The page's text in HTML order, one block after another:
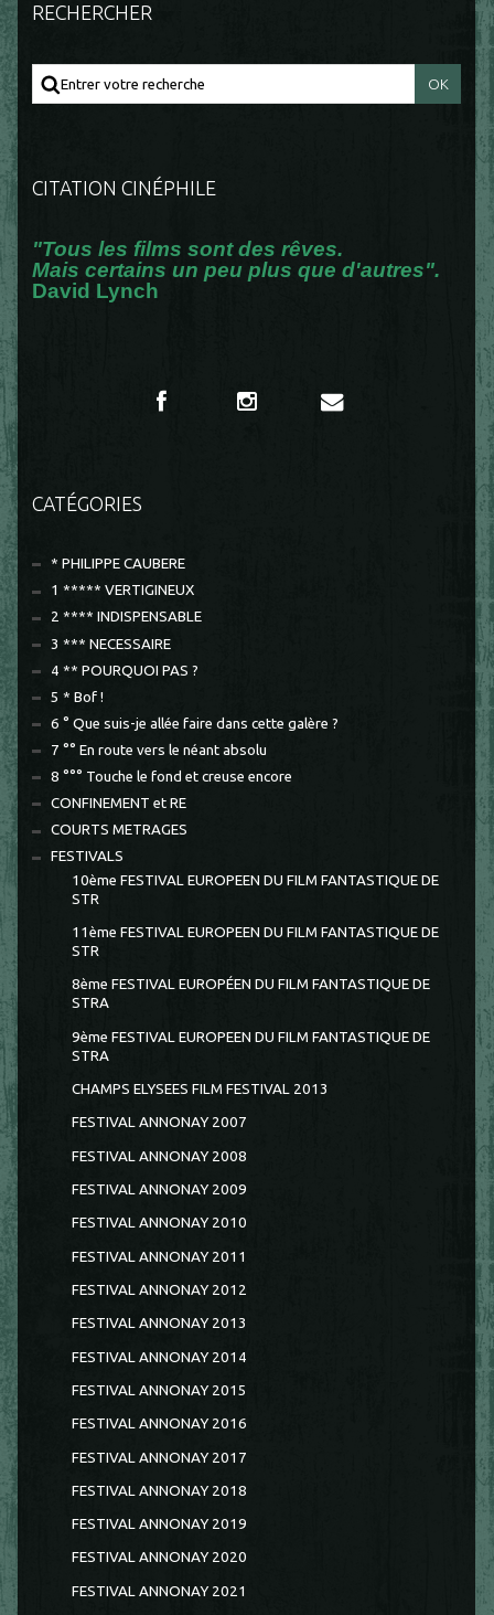
RECHERCHER
CITATION CINÉPHILE
"Tous les films sont des rêves.
Mais certains un peu plus que d'autres".
David Lynch
CATÉGORIES
* PHILIPPE CAUBERE
1 ***** VERTIGINEUX
2 **** INDISPENSABLE
3 *** NECESSAIRE
4 ** POURQUOI PAS ?
5 * Bof !
6 ° Que suis-je allée faire dans cette galère ?
7 °° En route vers le néant absolu
8 °°° Touche le fond et creuse encore
CONFINEMENT et RE
COURTS METRAGES
FESTIVALS
10ème FESTIVAL EUROPEEN DU FILM FANTASTIQUE DE
STR
11ème FESTIVAL EUROPEEN DU FILM FANTASTIQUE DE
STR
8ème FESTIVAL EUROPÉEN DU FILM FANTASTIQUE DE
STRA
9ème FESTIVAL EUROPEEN DU FILM FANTASTIQUE DE
STRA
CHAMPS ELYSEES FILM FESTIVAL 2013
FESTIVAL ANNONAY 2007
FESTIVAL ANNONAY 2008
FESTIVAL ANNONAY 2009
FESTIVAL ANNONAY 2010
FESTIVAL ANNONAY 2011
FESTIVAL ANNONAY 2012
FESTIVAL ANNONAY 2013
FESTIVAL ANNONAY 2014
FESTIVAL ANNONAY 2015
FESTIVAL ANNONAY 2016
FESTIVAL ANNONAY 2017
FESTIVAL ANNONAY 2018
FESTIVAL ANNONAY 2019
FESTIVAL ANNONAY 2020
FESTIVAL ANNONAY 2021